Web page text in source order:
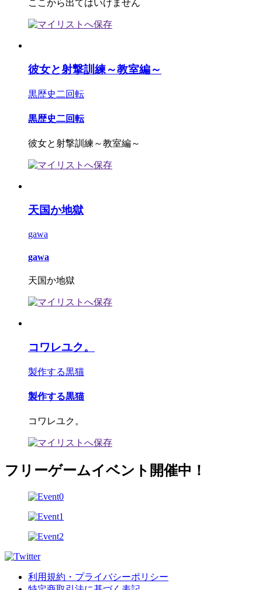
ここから出てはいけません
彼女と射撃訓練～教室編～
黒歴史二回転
黒歴史二回転
彼女と射撃訓練～教室編～
天国か地獄
gawa
gawa
天国か地獄
コワレユク。
製作する黒猫
製作する黒猫
コワレユク。
フリーゲームイベント開催中！
利用規約・プライバシーポリシー